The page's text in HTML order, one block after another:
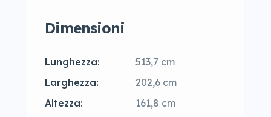
Dimensioni
Lunghezza:
513,7 cm
Larghezza:
202,6 cm
Altezza:
161,8 cm